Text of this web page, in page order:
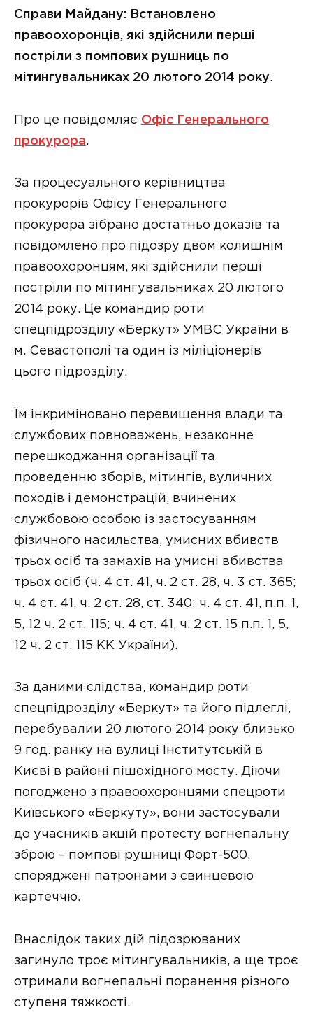
Справи Майдану: Встановлено
правоохоронців, які здійснили перші
постріли з помпових рушниць по
мітингувальниках 20 лютого 2014 року.
Про це повідомляє Офіс Генерального
прокурора.
За процесуального керівництва
прокурорів Офісу Генерального
прокурора зібрано достатньо доказів та
повідомлено про підозру двом колишнім
правоохоронцям, які здійснили перші
постріли по мітингувальниках 20 лютого
2014 року. Це командир роти
спецпідрозділу «Беркут» УМВС України в
м. Севастополі та один із міліціонерів
цього підрозділу.
Їм інкриміновано перевищення влади та
службових повноважень, незаконне
перешкоджання організації та
проведенню зборів, мітингів, вуличних
походів і демонстрацій, вчинених
службовою особою із застосуванням
фізичного насильства, умисних вбивств
трьох осіб та замахів на умисні вбивства
трьох осіб (ч. 4 ст. 41, ч. 2 ст. 28, ч. 3 ст. 365;
ч. 4 ст. 41, ч. 2 ст. 28, ст. 340; ч. 4 ст. 41, п.п. 1,
5, 12 ч. 2 ст. 115; ч. 4 ст. 41, ч. 2 ст. 15 п.п. 1, 5,
12 ч. 2 ст. 115 КК України).
За даними слідства, командир роти
спецпідрозділу «Беркут» та його підлеглі,
перебувалии 20 лютого 2014 року близько
9 год. ранку на вулиці Інститутській в
Києві в районі пішохідного мосту. Діючи
погоджено з правоохоронцями спецроти
Київського «Беркуту», вони застосували
до учасників акцій протесту вогнепальну
зброю – помпові рушниці Форт-500,
споряджені патронами з свинцевою
картеччю.
Внаслідок таких дій підозрюваних
загинуло троє мітингувальників, а ще троє
отримали вогнепальні поранення різного
ступеня тяжкості.